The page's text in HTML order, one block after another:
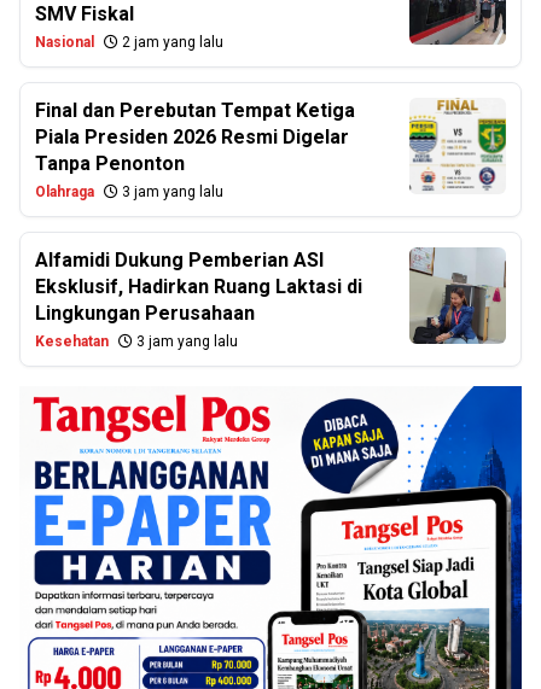
SMV Fiskal
Nasional 2 jam yang lalu
Final dan Perebutan Tempat Ketiga
Piala Presiden 2026 Resmi Digelar
Tanpa Penonton
Olahraga 3 jam yang lalu
Alfamidi Dukung Pemberian ASI
Eksklusif, Hadirkan Ruang Laktasi di
Lingkungan Perusahaan
Kesehatan 3 jam yang lalu